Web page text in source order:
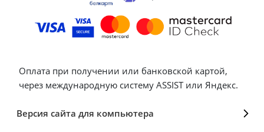
Оплата при получении или банковской картой,
через международную систему ASSIST или Яндекс.
Версия сайта для компьютера